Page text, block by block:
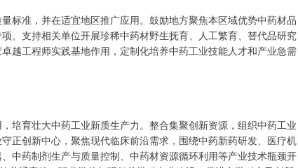
准，并在适宜地区推广应用。鼓励地方聚焦本区域优势中药材品
。支持相关单位开展珍稀中药材野生抚育、人工繁育、替代品研究
越工程师实践基地作用，定制化培养中药工业技能人才和产业急需
育壮大中药工业新质生产力。整合集聚创新资源，组织中药工业
正创新中心，聚焦现代临床前沿需求，围绕中药新药研发、医疗机
中药制剂生产与质量控制、中药材资源循环利用等产业技术瓶颈开